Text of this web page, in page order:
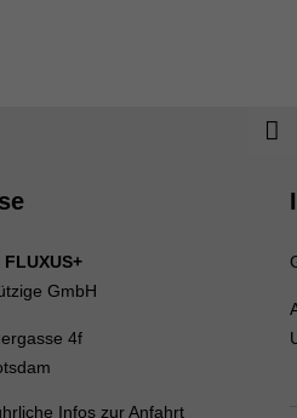
GmbH
4f
Infos zur Anfahrt